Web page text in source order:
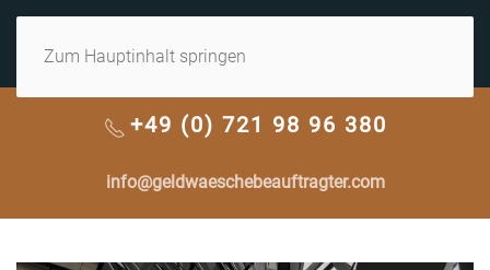
Zum Hauptinhalt springen
+49 (0) 721 98 96 380
info@geldwaeschebeauftragter.com